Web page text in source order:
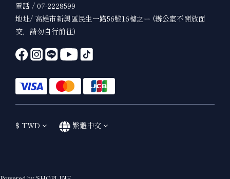
電話 / 07-2228599
地址/ 高雄市新興區民生一路56號16樓之ㄧ (辦公室不開放面
交，請勿自行前往)
$ TWD 繁體中文